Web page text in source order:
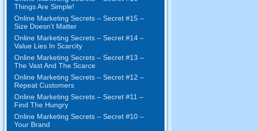
Things Are Simple!
Online Marketing Secrets– Secret#15 –
Size Doesn’t Matter
Online Marketing Secrets– Secret#14 –
Value Lies In Scarcity
Online Marketing Secrets– Secret#13 –
The Vast And The Scarce
Online Marketing Secrets– Secret#12 –
Repeat Customers
Online Marketing Secrets– Secret#11 –
Find The Hungry
Online Marketing Secrets– Secret#10 –
Your Brand